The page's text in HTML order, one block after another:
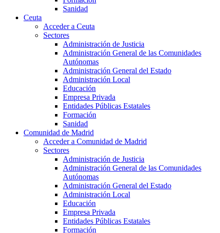
Sanidad
Ceuta
Acceder a Ceuta
Sectores
Administración de Justicia
Administración General de las Comunidades
Autónomas
Administración General del Estado
Administración Local
Educación
Empresa Privada
Entidades Públicas Estatales
Formación
Sanidad
Comunidad de Madrid
Acceder a Comunidad de Madrid
Sectores
Administración de Justicia
Administración General de las Comunidades
Autónomas
Administración General del Estado
Administración Local
Educación
Empresa Privada
Entidades Públicas Estatales
Formación